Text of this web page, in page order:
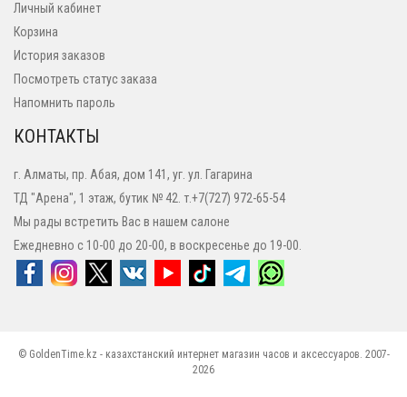
Личный кабинет
Корзина
История заказов
Посмотреть статус заказа
Напомнить пароль
КОНТАКТЫ
г. Алматы, пр. Абая, дом 141, уг. ул. Гагарина
ТД "Арена", 1 этаж, бутик № 42. т.+7(727) 972-65-54
Мы рады встретить Вас в нашем салоне
Ежедневно с 10-00 до 20-00, в воскресенье до 19-00.
© GoldenTime.kz - казахстанский интернет магазин часов и аксессуаров. 2007-
2026